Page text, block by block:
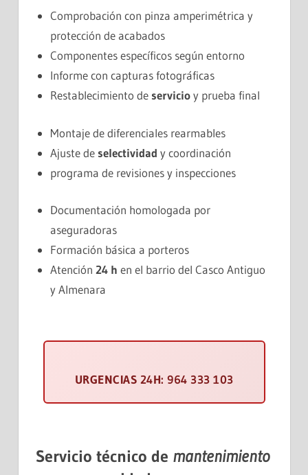
Comprobación con pinza amperimétrica y
protección de acabados
Componentes específicos según entorno
Informe con capturas fotográficas
Restablecimiento de servicioy prueba final
Montaje de diferenciales rearmables
Ajuste de selectividad y coordinación
programa de revisiones y inspecciones
Documentación homologada por
aseguradoras
Formación básica a porteros
Atención24 h en el barrio del Casco Antiguo
y Almenara
URGENCIAS 24H: 964 333 103
Servicio técnico de mantenimiento